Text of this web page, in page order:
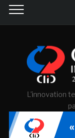
L'innovation